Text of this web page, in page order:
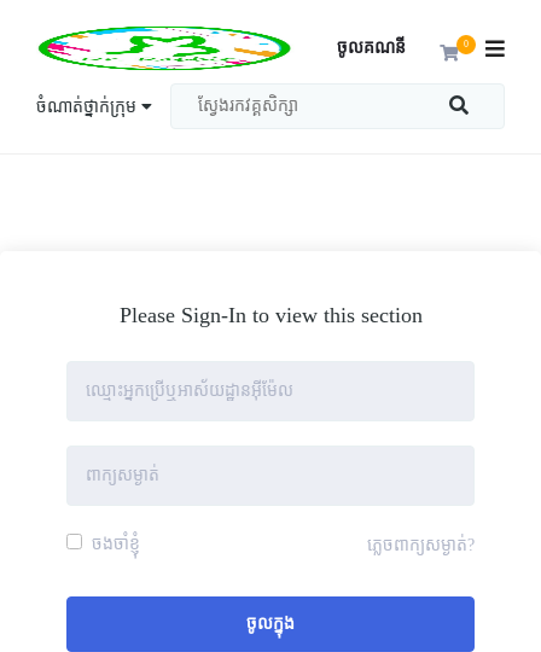
ចំណាត់ថ្នាក់ក្រុម
0
ចូលគណនី
Please Sign-In to view this section
ចងចាំខ្ញុំ ភ្លេចពាក្យសម្ងាត់?